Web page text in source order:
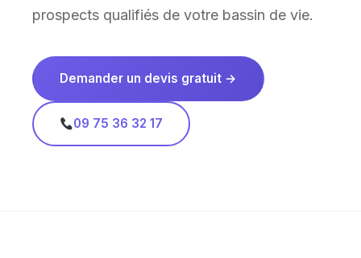
prospects qualifiés de votre bassin de vie.
Demander un devis gratuit →
09 75 36 32 17